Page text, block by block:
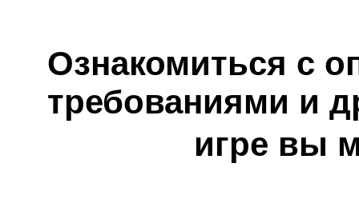
Ознакомиться с
требованиями и
игре вы